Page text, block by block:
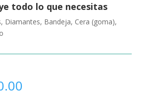
todo lo que necesitas
Diamantes, Bandeja, Cera (goma),